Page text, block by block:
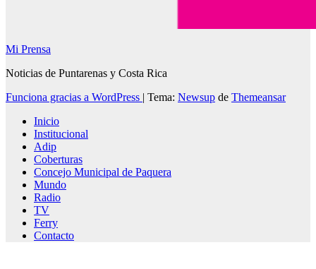
Mi Prensa
Noticias de Puntarenas y Costa Rica
Funciona gracias a WordPress | Tema: Newsup de Themeansar
Inicio
Institucional
Adip
Coberturas
Concejo Municipal de Paquera
Mundo
Radio
TV
Ferry
Contacto